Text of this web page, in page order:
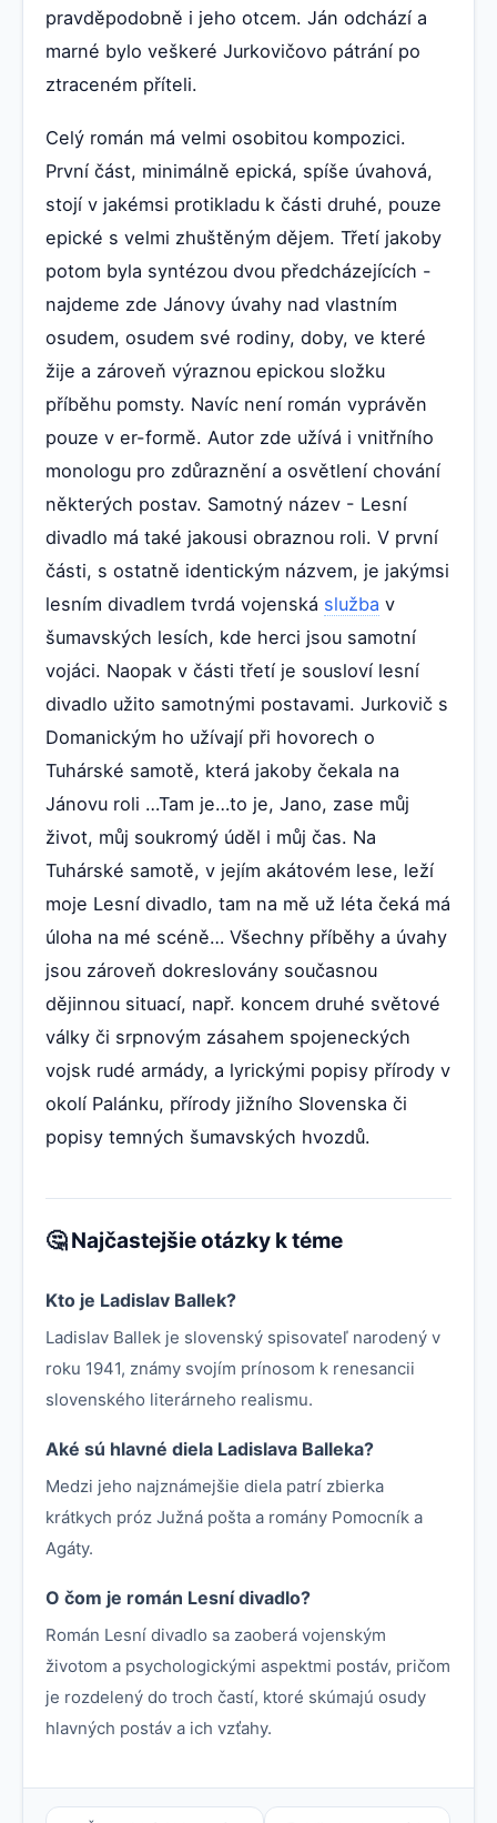
pravděpodobně i jeho otcem. Ján odchází a
marné bylo veškeré Jurkovičovo pátrání po
ztraceném příteli.
Celý román má velmi osobitou kompozici.
První část, minimálně epická, spíše úvahová,
stojí v jakémsi protikladu k části druhé, pouze
epické s velmi zhuštěným dějem. Třetí jakoby
potom byla syntézou dvou předcházejících -
najdeme zde Jánovy úvahy nad vlastním
osudem, osudem své rodiny, doby, ve které
žije a zároveň výraznou epickou složku
příběhu pomsty. Navíc není román vyprávěn
pouze v er-formě. Autor zde užívá i vnitřního
monologu pro zdůraznění a osvětlení chování
některých postav. Samotný název - Lesní
divadlo má také jakousi obraznou roli. V první
části, s ostatně identickým názvem, je jakýmsi
lesním divadlem tvrdá vojenská služba v
šumavských lesích, kde herci jsou samotní
vojáci. Naopak v části třetí je sousloví lesní
divadlo užito samotnými postavami. Jurkovič s
Domanickým ho užívají při hovorech o
Tuhárské samotě, která jakoby čekala na
Jánovu roli …Tam je…to je, Jano, zase můj
život, můj soukromý úděl i můj čas. Na
Tuhárské samotě, v jejím akátovém lese, leží
moje Lesní divadlo, tam na mě už léta čeká má
úloha na mé scéně… Všechny příběhy a úvahy
jsou zároveň dokreslovány současnou
dějinnou situací, např. koncem druhé světové
války či srpnovým zásahem spojeneckých
vojsk rudé armády, a lyrickými popisy přírody v
okolí Palánku, přírody jižního Slovenska či
popisy temných šumavských hvozdů.
🤔 Najčastejšie otázky k téme
Kto je Ladislav Ballek?
Ladislav Ballek je slovenský spisovateľ narodený v
roku 1941, známy svojím prínosom k renesancii
slovenského literárneho realismu.
Aké sú hlavné diela Ladislava Balleka?
Medzi jeho najznámejšie diela patrí zbierka
krátkych próz Južná pošta a romány Pomocník a
Agáty.
O čom je román Lesní divadlo?
Román Lesní divadlo sa zaoberá vojenským
životom a psychologickými aspektmi postáv, pričom
je rozdelený do troch častí, ktoré skúmajú osudy
hlavných postáv a ich vzťahy.